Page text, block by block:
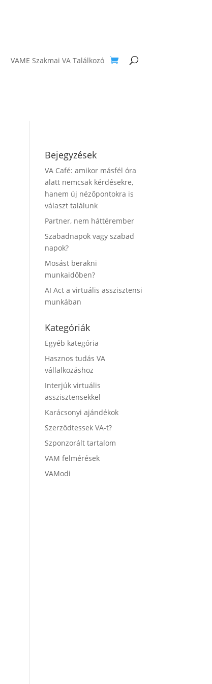
VAME Szakmai VA Találkozó
Bejegyzések
VA Café: amikor másfél óra
alatt nemcsak kérdésekre,
hanem új nézőpontokra is
választ találunk
Partner, nem háttérember
Szabadnapok vagy szabad
napok?
Mosást berakni
munkaidőben?
AI Act a virtuális asszisztensi
munkában
Kategóriák
Egyéb kategória
Hasznos tudás VA
vállalkozáshoz
Interjúk virtuális
asszisztensekkel
Karácsonyi ajándékok
Szerződtessek VA-t?
Szponzorált tartalom
VAM felmérések
VAModi